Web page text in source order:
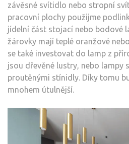
závěsné svítidlo nebo stropní
pracovní plochy použijme
jídelní část stojací nebo bodové
žárovky mají teplé oranžové
se také investovat do lamp z
jsou dřevěné lustry, nebo lampy
proutěnými stínidly. Díky tomu
mnohem útulnější.